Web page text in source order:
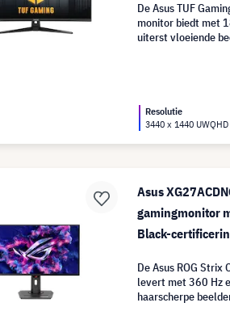
De Asus TUF
monitor biedt met
uiterst vloeiende
Resolutie
3440 x 1440 UWQHD
Asus
gamingmonitor
Black-
De Asus ROG Strix
levert met 360 Hz
haarscherpe